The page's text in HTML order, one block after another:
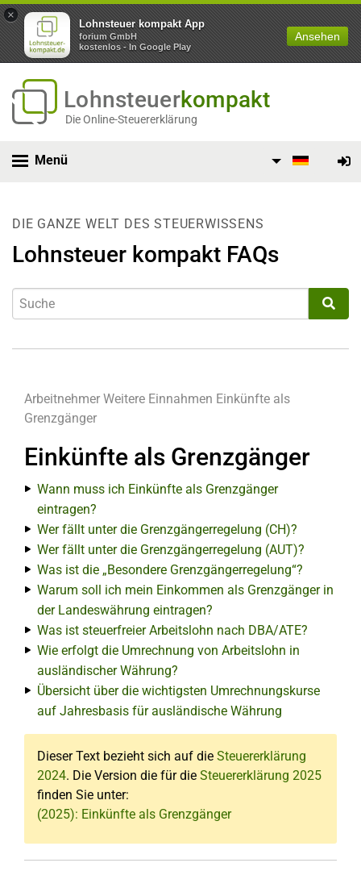
×
Lohnsteuer kompakt App
forium GmbH
kostenlos - In Google Play
Ansehen
Lohnsteuerkompakt
Die Online-Steuererklärung
Menü
DIE GANZE WELT DES STEUERWISSENS
Lohnsteuer kompakt FAQs
Arbeitnehmer Weitere Einnahmen Einkünfte als
Grenzgänger
Einkünfte als Grenzgänger
Wann muss ich Einkünfte als Grenzgänger
eintragen?
Wer fällt unter die Grenzgängerregelung (CH)?
Wer fällt unter die Grenzgängerregelung (AUT)?
Was ist die „Besondere Grenzgängerregelung“?
Warum soll ich mein Einkommen als Grenzgänger in
der Landeswährung eintragen?
Was ist steuerfreier Arbeitslohn nach DBA/ATE?
Wie erfolgt die Umrechnung von Arbeitslohn in
ausländischer Währung?
Übersicht über die wichtigsten Umrechnungskurse
auf Jahresbasis für ausländische Währung
Dieser Text bezieht sich auf die Steuererklärung
2024. Die Version die für die Steuererklärung 2025
finden Sie unter:
(2025): Einkünfte als Grenzgänger